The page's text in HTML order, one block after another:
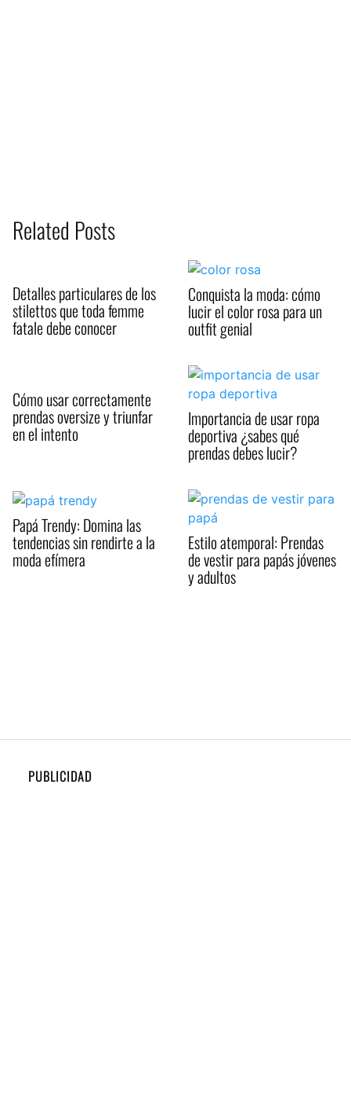
Related Posts
Detalles particulares de los
stilettos que toda femme
fatale debe conocer
Conquista la moda: cómo
lucir el color rosa para un
outfit genial
Cómo usar correctamente
prendas oversize y triunfar
en el intento
Importancia de usar ropa
deportiva ¿sabes qué
prendas debes lucir?
Papá Trendy: Domina las
tendencias sin rendirte a la
moda efímera
Estilo atemporal: Prendas
de vestir para papás jóvenes
y adultos
PUBLICIDAD